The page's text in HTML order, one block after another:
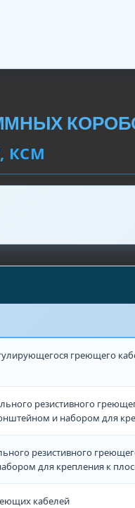
КСМ
греющего
резистивного
и набором для
резистивного
для крепления к
кабелей